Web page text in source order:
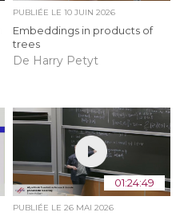
PUBLIÉE LE 10 JUIN 2026
Embeddings in products of
trees
De Harry Petyt
01:24:49
PUBLIÉE LE 26 MAI 2026